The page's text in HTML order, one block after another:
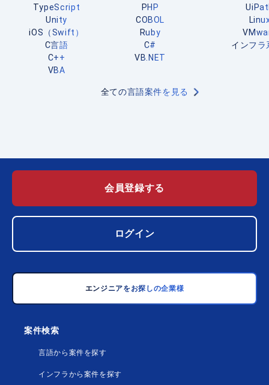
TypeScript
PHP
Unity
COBOL
iOS（Swift）
Ruby
C言語
C#
C++
VB.NET
VBA
全ての言語案件を見る
インフラ
会員登録する
ログイン
エンジニアをお探しの企業様
案件検索
言語から案件を探す
インフラから案件を探す